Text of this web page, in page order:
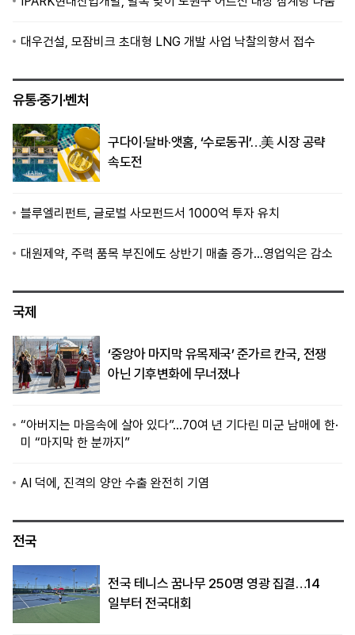
대우건설, 모잠비크 초대형 LNG 개발 사업 낙찰의향서 접수
유통·중기·벤처
구다이·달바·앳홈, ‘수로동귀’…美 시장 공략
속도전
블루엘리펀트, 글로벌 사모펀드서 1000억 투자 유치
대원제약, 주력 품목 부진에도 상반기 매출 증가…영업익은 감소
국제
‘중앙아 마지막 유목제국’ 준가르 칸국, 전쟁
아닌 기후변화에 무너졌나
“아버지는 마음속에 살아 있다”…70여 년 기다린 미군 남매에 한·
미 “마지막 한 분까지”
AI 덕에, 진격의 양안 수출 완전히 기염
전국
전국 테니스 꿈나무 250명 영광 집결…14
일부터 전국대회